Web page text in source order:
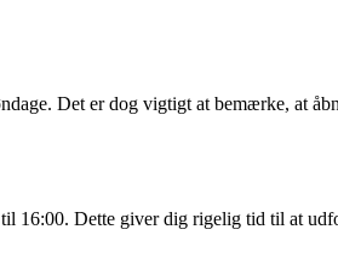
Det er dog vigtigt at bemærke, at
16:00. Dette giver dig rigelig tid til at